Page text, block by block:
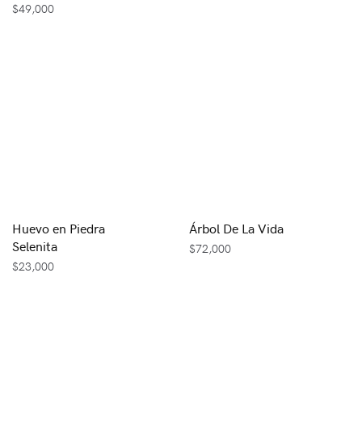
$49,000
Huevo en Piedra
Selenita
$23,000
Árbol De La Vida
$72,000